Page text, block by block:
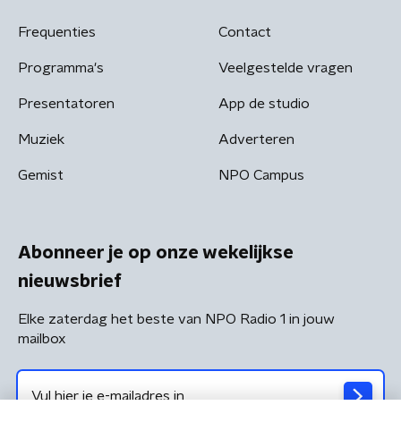
Frequenties
Programma's
Presentatoren
Muziek
Gemist
Contact
Veelgestelde vragen
App de studio
Adverteren
NPO Campus
Abonneer je op onze wekelijkse
nieuwsbrief
Elke zaterdag het beste van NPO Radio 1 in jouw
mailbox